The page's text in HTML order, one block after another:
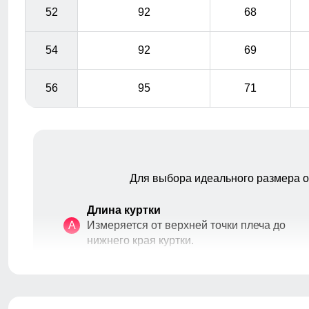
накладные карманы служат местом хранения
52 92 68
54 92 69
56 95 71
Для выбора идеального размера
A
Длина куртки
Измеряется от верхней точки плеча до
нижнего края куртки.